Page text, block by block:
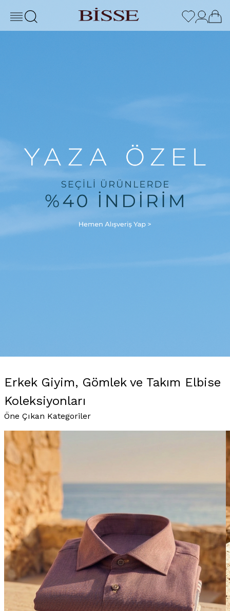
Erkek Giyim, Gömlek ve Takım Elbise
Koleksiyonları
Öne Çıkan Kategoriler